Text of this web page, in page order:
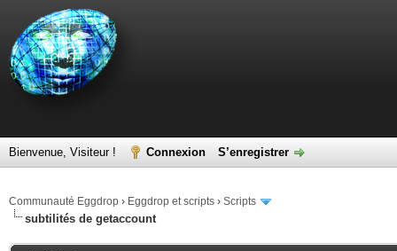
Bienvenue, Visiteur ! Connexion S’enregistrer
Communauté Eggdrop › Eggdrop et scripts › Scripts
subtilités de getaccount